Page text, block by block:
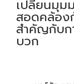
เปลี่ยนมุม
สอดคล้อง
สำคัญกับก
บวก